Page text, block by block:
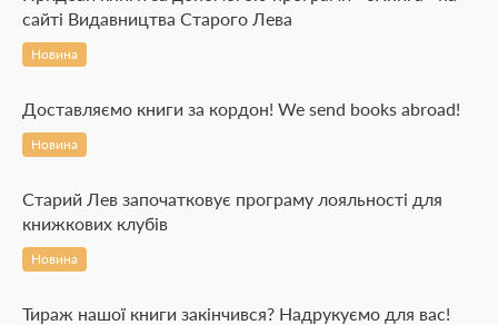
сайті Видавництва Старого Лева
Новина
Доставляємо книги за кордон! We send books abroad!
Новина
Старий Лев започатковує програму лояльності для
книжкових клубів
Новина
Тираж нашої книги закінчився? Надрукуємо для вас!